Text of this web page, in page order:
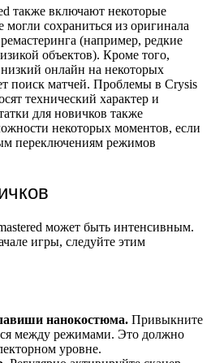
также включают некоторые
могли сохраниться из оригинала
(например, редкие
объектов). Кроме того,
онлайн на некоторых
поиск матчей. Проблемы в Crysis
технический характер и
для новичков также
некоторых моментов, если
переключениям режимов
может быть интенсивным.
игры, следуйте этим
нанокостюма. Привыкните
между режимами. Это должно
уровне.